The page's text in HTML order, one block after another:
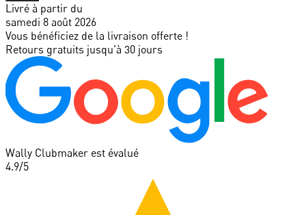
Livré à partir du
samedi 8 août 2026
Vous bénéficiez de la livraison offerte !
Retours gratuits jusqu'à 30 jours
Wally Clubmaker est évalué
4.9/5